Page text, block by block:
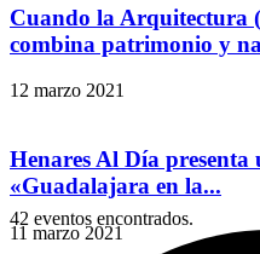
Cuando la Arquitectura
combina patrimonio y
12 marzo 2021
Henares Al Día presenta
«Guadalajara en la...
11 marzo 2021
42 eventos encontrados.